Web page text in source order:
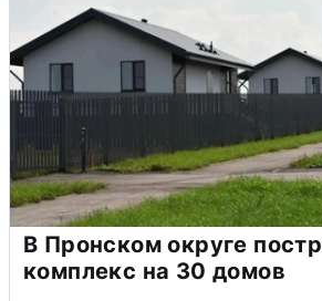
В Пронском округе
комплекс на 30 домов